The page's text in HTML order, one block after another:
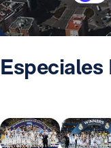
Especiales